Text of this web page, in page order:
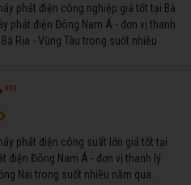
phát điện công nghiệp giá tốt tại Bà
phát điện Đông Nam Á - đơn vị thanh
Rịa - Vũng Tàu trong suốt nhiều
990
phát điện công suất lớn giá tốt tại
điện Đông Nam Á - đơn vị thanh lý
Nai trong suốt nhiều năm qua.